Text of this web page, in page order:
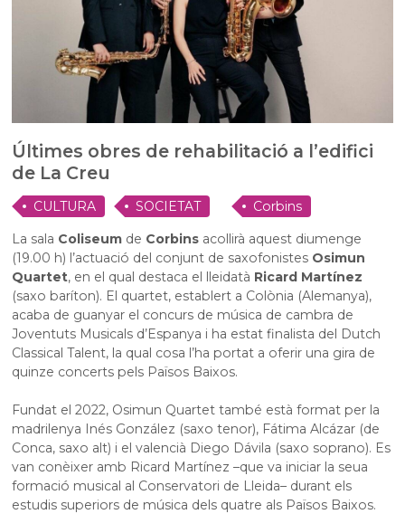
Últimes obres de rehabilitació a l’edifici
de La Creu
CULTURA SOCIETAT
Corbins
La sala Coliseum de Corbins acollirà aquest diumenge
(19.00 h) l’actuació del conjunt de saxofonistes Osimun
Quartet, en el qual destaca el lleidatà Ricard Martínez
(saxo baríton). El quartet, establert a Colònia (Alemanya),
acaba de guanyar el concurs de música de cambra de
Joventuts Musicals d’Espanya i ha estat finalista del Dutch
Classical Talent, la qual cosa l’ha portat a oferir una gira de
quinze concerts pels Països Baixos.
Fundat el 2022, Osimun Quartet també està format per la
madrilenya Inés González (saxo tenor), Fátima Alcázar (de
Conca, saxo alt) i el valencià Diego Dávila (saxo soprano). Es
van conèixer amb Ricard Martínez –que va iniciar la seua
formació musical al Conservatori de Lleida– durant els
estudis superiors de música dels quatre als Països Baixos.